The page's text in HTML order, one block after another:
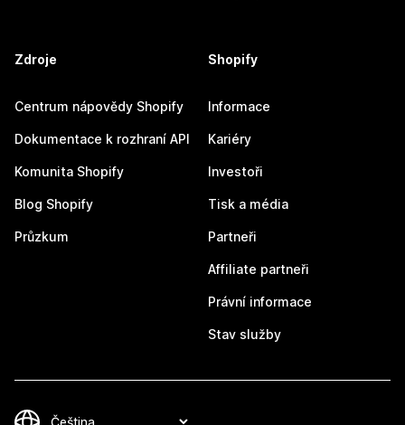
Zdroje
Centrum nápovědy Shopify
Dokumentace k rozhraní API
Komunita Shopify
Blog Shopify
Průzkum
Shopify
Informace
Kariéry
Investoři
Tisk a média
Partneři
Affiliate partneři
Právní informace
Stav služby